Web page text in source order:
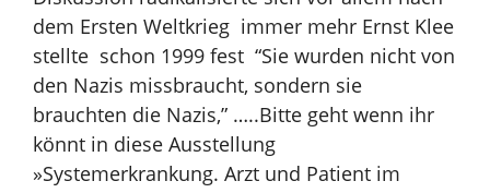
dem Ersten Weltkrieg immer mehr Ernst Klee
stellte schon 1999 fest “Sie wurden nicht von
den Nazis missbraucht, sondern sie
brauchten die Nazis,” …..Bitte geht wenn ihr
könnt in diese Ausstellung
»Systemerkrankung. Arzt und Patient im